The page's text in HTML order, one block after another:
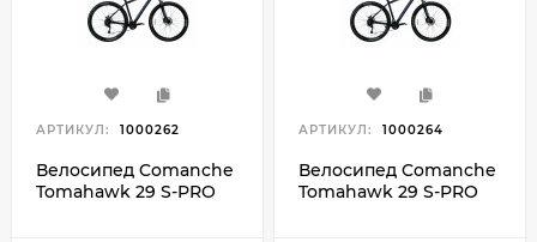
АРТИКУЛ: 1000262
Велосипед Comanche
Tomahawk 29 S-PRO
АРТИКУЛ: 1000264
Велосипед Comanche
Tomahawk 29 S-PRO